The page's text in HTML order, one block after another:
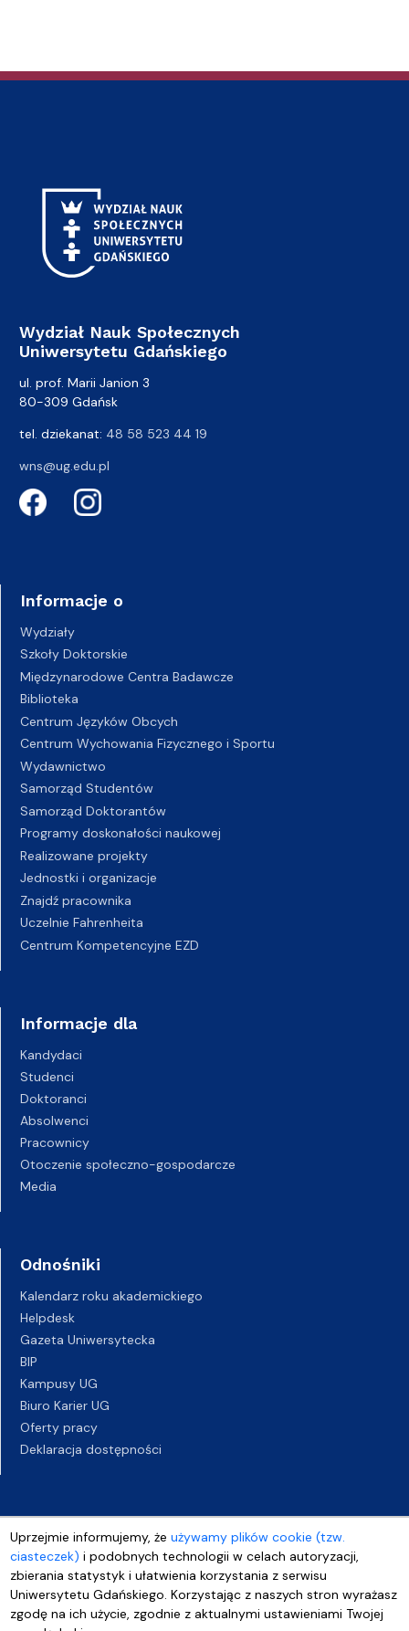
Uprzejmie informujemy, żeużywamy plików cookie (tzw.
ciasteczek) i podobnych technologii w celach autoryzacji,
zbierania statystyk i ułatwienia korzystania z serwisu
Uniwersytetu Gdańskiego. Korzystając z naszych stron wyrażasz
zgodę na ich użycie, zgodnie z aktualnymi ustawieniami Twojej
Wydział Nauk Społecznych
Uniwersytetu Gdańskiego
ul. prof. Marii Janion 3
80-309 Gdańsk
tel. dziekanat: 48 58 523 44 19
wns@ug.edu.pl
Informacje o
Wydziały
Szkoły Doktorskie
Międzynarodowe Centra Badawcze
Biblioteka
Centrum Języków Obcych
Centrum Wychowania Fizycznego i Sportu
Wydawnictwo
Samorząd Studentów
Samorząd Doktorantów
Programy doskonałości naukowej
Realizowane projekty
Jednostki i organizacje
Znajdź pracownika
Uczelnie Fahrenheita
Centrum Kompetencyjne EZD
Informacje dla
Kandydaci
Studenci
Doktoranci
Absolwenci
Pracownicy
Otoczenie społeczno-gospodarcze
Media
Odnośniki
Kalendarz roku akademickiego
Helpdesk
Gazeta Uniwersytecka
BIP
Kampusy UG
Biuro Karier UG
Oferty pracy
Deklaracja dostępności